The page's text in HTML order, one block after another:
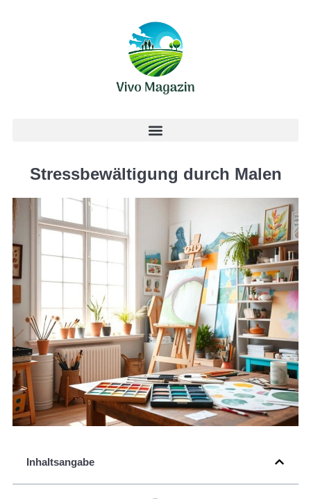
Stressbewältigung durch Malen
Inhaltsangabe